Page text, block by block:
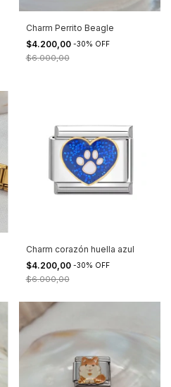
Charm Perrito Beagle
$4.200,00 -30% OFF
$6.000,00
Charm corazón huella azul
$4.200,00 -30% OFF
$6.000,00